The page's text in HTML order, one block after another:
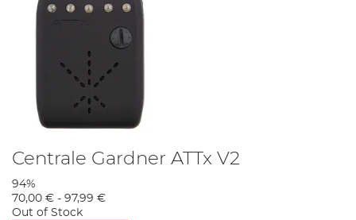
Centrale Gardner ATTx V2
94%
70,00 € - 97,99 €
Out of Stock